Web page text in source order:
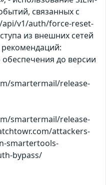
связанных с
v1/auth/force-reset-
из внешних сетей
до версии
smartermail/release-
smartermail/release-
attackers-
smartertools-
bypass/